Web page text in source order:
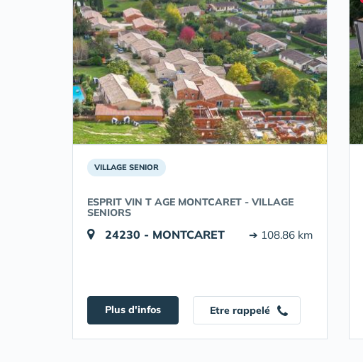
VILLAGE SENIOR
ESPRIT VIN T AGE MONTCARET - VILLAGE
SENIORS
24230 - MONTCARET ➔ 108.86 km
Plus d'infos Etre rappelé